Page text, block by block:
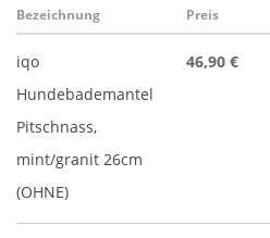
Bezeichnung Preis
iqo
Hundebademantel
Pitschnass,
mint/granit 26cm
(OHNE)
46,90 €